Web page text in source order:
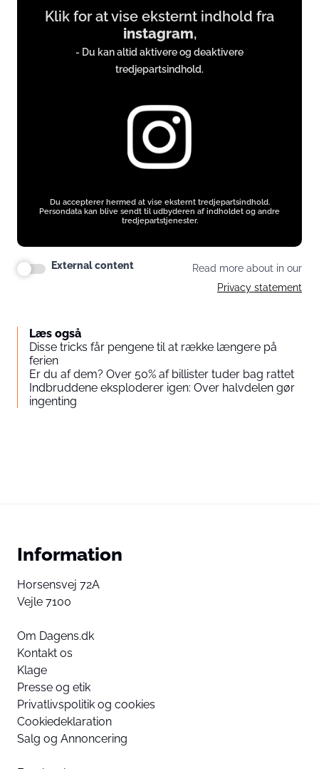
content
www.instagram.com
Klik for at vise eksternt indhold fra
instagram,
- Du kan altid aktivere og deaktivere
tredjepartsindhold.
Du accepterer hermed at vise eksternt tredjepartsindhold.
Persondata kan blive sendt til udbyderen af indholdet og andre
tredjepartstjenester.
External content
Read more about in our
Privacy statement
Læs også
Disse tricks får pengene til at række længere på
ferien
Er du af dem? Over 50% af billister tuder bag rattet
Indbruddene eksploderer igen: Over halvdelen gør
ingenting
Information
Horsensvej 72A
Vejle 7100
Om Dagens.dk
Kontakt os
Klage
Presse og etik
Privatlivspolitik og cookies
Cookiedeklaration
Salg og Annoncering